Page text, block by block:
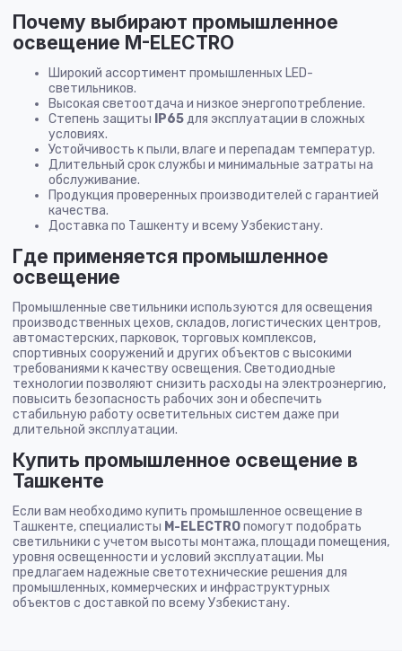
Почему выбирают промышленное
освещение M-ELECTRO
Широкий ассортимент промышленных LED-
светильников.
Высокая светоотдача и низкое энергопотребление.
Степень защиты
IP65для эксплуатации в сложных
условиях.
Устойчивость к пыли, влаге и перепадам температур.
Длительный срок службы и минимальные затраты на
обслуживание.
Продукция проверенных производителей с гарантией
качества.
Доставка по Ташкенту и всему Узбекистану.
Где применяется промышленное
освещение
Промышленные светильники используются для освещения
производственных цехов, складов, логистических центров,
автомастерских, парковок, торговых комплексов,
спортивных сооружений и других объектов с высокими
требованиями к качеству освещения. Светодиодные
технологии позволяют снизить расходы на электроэнергию,
повысить безопасность рабочих зон и обеспечить
стабильную работу осветительных систем даже при
длительной эксплуатации.
Купить промышленное освещение в
Ташкенте
Если вам необходимо купить промышленное освещение в
Ташкенте, специалисты M-ELECTROпомогут подобрать
светильники с учетом высоты монтажа, площади помещения,
уровня освещенности и условий эксплуатации. Мы
предлагаем надежные светотехнические решения для
промышленных, коммерческих и инфраструктурных
объектов с доставкой по всему Узбекистану.